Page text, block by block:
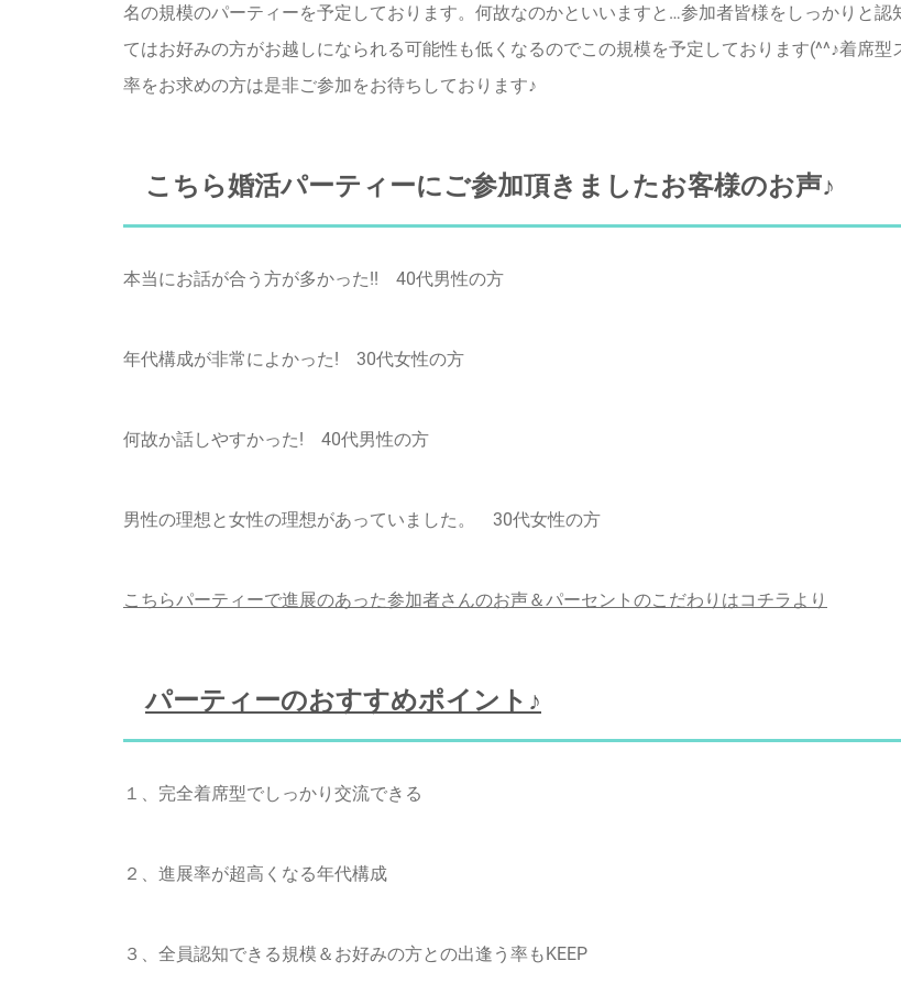
名の規模のパーティーを予定しております。何故なのかといいますと…参加者皆様をしっかりと
てはお好みの方がお越しになられる可能性も低くなるのでこの規模を予定しております(^^♪着席
率をお求めの方は是非ご参加をお待ちしております♪
こちら婚活パーティーにご参加頂きましたお客様のお声♪
本当にお話が合う方が多かった!! 40代男性の方
年代構成が非常によかった! 30代女性の方
何故か話しやすかった! 40代男性の方
男性の理想と女性の理想があっていました。 30代女性の方
こちらパーティーで進展のあった参加者さんのお声＆パーセントのこだわりはコチラより
パーティーのおすすめポイント♪
１、完全着席型でしっかり交流できる
２、進展率が超高くなる年代構成
３、 全員認知できる規模＆お好みの方との出逢う率もKEEP